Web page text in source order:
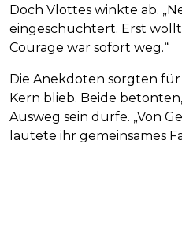
Doch Vlottes winkte ab.
eingeschüchtert. Erst
Courage war sofort weg.“
Die Anekdoten sorgten
Kern blieb. Beide
Ausweg sein dürfe. „Von
lautete ihr gemeinsames